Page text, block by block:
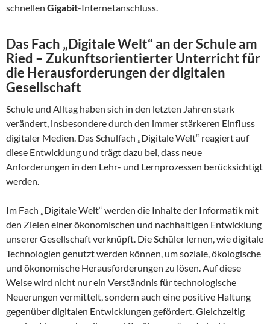
schnellen Gigabit-Internetanschluss.
Das Fach „Digitale Welt“ an der Schule am
Ried – Zukunftsorientierter Unterricht für
die Herausforderungen der digitalen
Gesellschaft
Schule und Alltag haben sich in den letzten Jahren stark
verändert, insbesondere durch den immer stärkeren Einfluss
digitaler Medien. Das Schulfach „Digitale Welt“ reagiert auf
diese Entwicklung und trägt dazu bei, dass neue
Anforderungen in den Lehr- und Lernprozessen berücksichtigt
werden.
Im Fach „Digitale Welt“ werden die Inhalte der Informatik mit
den Zielen einer ökonomischen und nachhaltigen Entwicklung
unserer Gesellschaft verknüpft. Die Schüler lernen, wie digitale
Technologien genutzt werden können, um soziale, ökologische
und ökonomische Herausforderungen zu lösen. Auf diese
Weise wird nicht nur ein Verständnis für technologische
Neuerungen vermittelt, sondern auch eine positive Haltung
gegenüber digitalen Entwicklungen gefördert. Gleichzeitig